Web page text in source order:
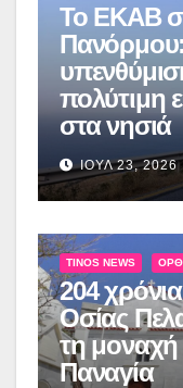
Το ΕΚΑΒ
Πανόρμου:
πολύτιμη
στα νησιά
ΙΟΎΛ 23, 2026
TINOS NEWS
204
Οσίας
τη μοναχή
Παναγία